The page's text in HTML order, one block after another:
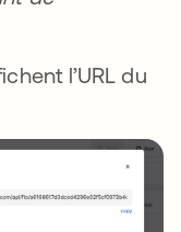
l’URL du